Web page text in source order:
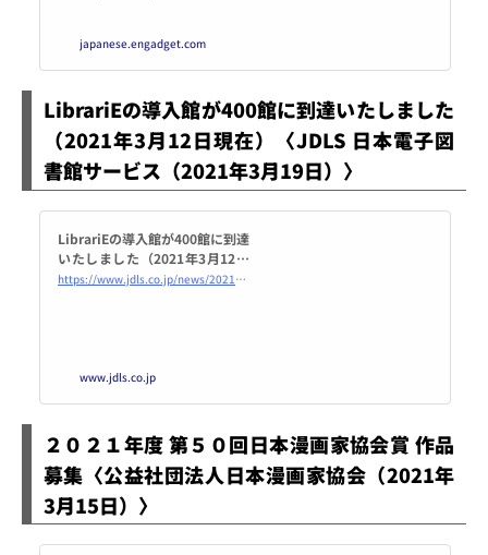
tertainment, gaming, lifestyle an
d more.
japanese.engadget.com
LibrariEの導入館が400館に到達いたしました
（2021年3月12日現在）〈JDLS 日本電子図
書館サービス（2021年3月19日）〉
LibrariEの導入館が400館に到達
いたしました（2021年3月12日
現在） | JDLS
https://www.jdls.co.jp/news/2021/03/librarieの導入館が400館に到達いたしました（2021年3月12日現/
www.jdls.co.jp
２０２１年度 第５０回日本漫画家協会賞 作品
募集〈公益社団法人日本漫画家協会（2021年
3月15日）〉